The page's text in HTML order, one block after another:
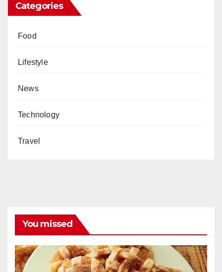
Categories
Food
Lifestyle
News
Technology
Travel
You missed